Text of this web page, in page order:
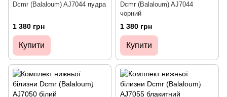
Dcmr (Balaloum) AJ7044 пудра
1 380 грн
Купити
Dcmr (Balaloum) AJ7044
чорний
1 380 грн
Купити